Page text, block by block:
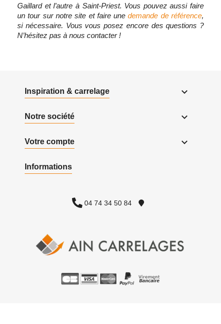
Gaillard et l’autre à Saint-Priest. Vous pouvez aussi faire
un tour sur notre site et faire unedemande de référence,
si nécessaire. Vous vous posez encore des questions ?
N’hésitez pas à nous contacter !
Inspiration & carrelage 
Notre société 
Votre compte 
Informations
04 74 34 50 84